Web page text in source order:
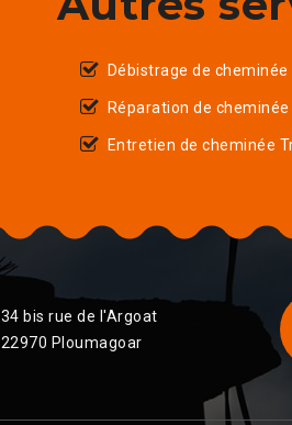
Débistrage de cheminée
Réparation de cheminée
Entretien de cheminée
34 bis rue de l'Argoat
22970 Ploumagoar